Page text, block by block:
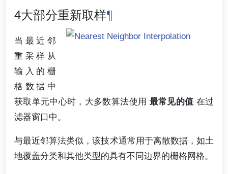
4大部分重新取样¶
当最近邻
重采样从
输入的栅
格数据中
获取单元中心时，大多数算法使用 最常见的值 在过
滤器窗口中。
与最近邻算法类似，该技术通常用于离散数据，如土
地覆盖分类和其他类型的具有不同边界的栅格网格。